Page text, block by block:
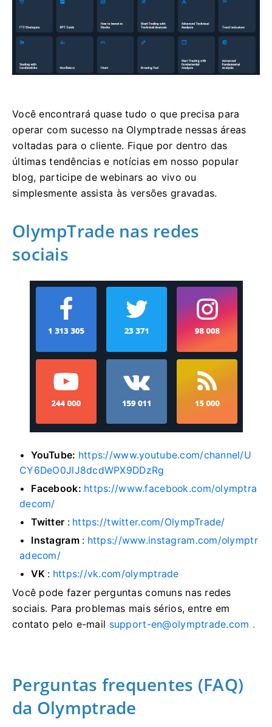
Você encontrará quase tudo o que precisa para
operar com sucesso na Olymptrade nessas áreas
voltadas para o cliente. Fique por dentro das
últimas tendências e notícias em nosso popular
blog, participe de webinars ao vivo ou
simplesmente assista às versões gravadas.
OlympTrade nas redes
sociais
YouTube: https://www.youtube.com/channel/U
CY6DeO0JlJ8dcdWPX9DDzRg
Facebook: https://www.facebook.com/olymptra
decom/
Twitter : https://twitter.com/OlympTrade/
Instagram: https://www.instagram.com/olymptr
adecom/
VK: https://vk.com/olymptrade
Você pode fazer perguntas comuns nas redes
sociais. Para problemas mais sérios, entre em
contato pelo e-mail support-en@olymptrade.com .
Perguntas frequentes (FAQ)
da Olymptrade